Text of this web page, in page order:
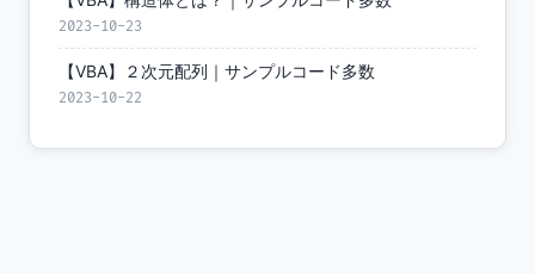
2023-10-23
【VBA】２次元配列｜サンプルコード多数
2023-10-22